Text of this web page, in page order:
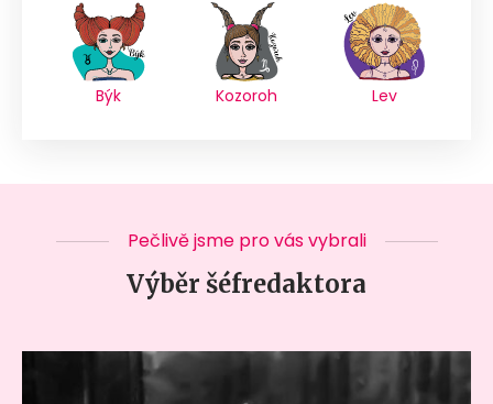
Býk Kozoroh Lev
Pečlivě jsme pro vás vybrali
Výběr šéfredaktora